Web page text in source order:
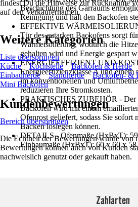
Beschichtung des Garraums
Reinigung und hält den Backofen
EFFEKTIVE
Tür des autarken Backofens sorgt
Wärmeisolierung, wodurch die
gehalten wird und Energie gespart
ENERGIEEFFIZIENT UND
Energieeffizienzklasse A und einem
im konventionellen und
reduzieren Ihre Stromkosten.
PRAKTISCHES ZUBEHÖR - Der
Backofen wird mit einem
Ofenrost geliefert, sodass Sie sofort
Backen loslegen können.
DETAILS - Ofenmaße (HxBxT):
Einbaumaße (HxBxT): 60 x 60 x
findest Du die Hinweise zur Rücknahme
auf den Verkäufernamen.
Weitere Kategorien
Liste überspringen
Küche
Kochstelle Backöfen & Herde
Einbauherde
Standherde
Backofen- &
Mini Backöfen
Kundenbewertungen
Bereich überspringen
Die Echtheit der Bewertungen wurde von
Bewertungen können auch von Kunden
nachweislich genutzt oder gekauft haben.
Zahlarten